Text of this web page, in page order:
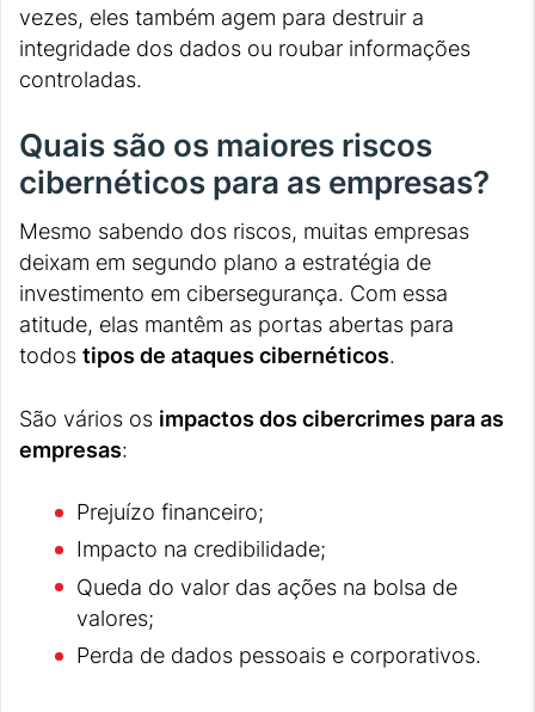
vezes, eles também agem para destruir a
integridade dos dados ou roubar informações
controladas.
Quais são os maiores riscos
cibernéticos para as empresas?
Mesmo sabendo dos riscos, muitas empresas
deixam em segundo plano a estratégia de
investimento em cibersegurança. Com essa
atitude, elas mantêm as portas abertas para
todos tipos de ataques cibernéticos.
São vários os impactos dos cibercrimes para as
empresas:
Prejuízo financeiro;
Impacto na credibilidade;
Queda do valor das ações na bolsa de
valores;
Perda de dados pessoais e corporativos.